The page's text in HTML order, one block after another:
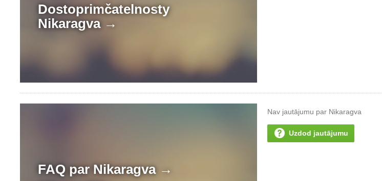
Dostoprimčatelnosty
Nikaragva →
FAQ par Nikaragva →
Nav jautājumu par Nikaragva
Uzdod jautājumu